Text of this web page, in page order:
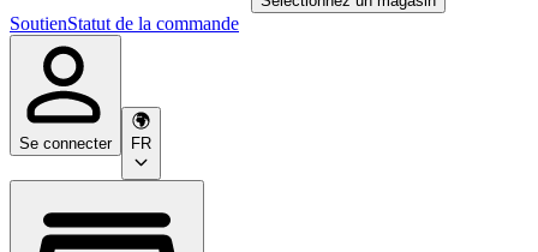
SoutienStatut de la commande
Se connecter FR